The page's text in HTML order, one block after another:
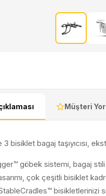
Müşteri
3 bisiklet bagaj taşıyıcısı,
göbek sistemi, bagaj stili
çok çeşitli bisiklet
bisikletlerinizi